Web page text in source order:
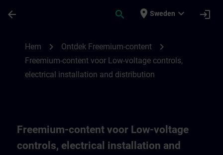
arrow_back search place Sweden expand_more login
Hem chevron_right Ontdek Freemium-content chevron_right
Freemium-content voor Low-voltage controls,
electrical installation and distribution
Freemium-content voor Low-voltage
controls, electrical installation and